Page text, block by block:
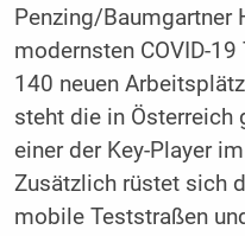
Penzing/Baumgartner
modernsten COVID-
140 neuen
steht die in Österreich
einer der Key-Player
Zusätzlich rüstet sich
mobile Teststraßen